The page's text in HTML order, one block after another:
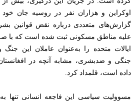
اوکراین و هزاران نفر در روسیه جان
گزارش‌های متعددی درباره نقض قوانین
علیه مناطق مسکونی ثبت شده است که با
ایالات متحده را به‌عنوان عاملان این
جنگی و ضدبشری، مشابه آنچه در
داده است، قلمداد کرد.
مسوولیت سیاسی این فاجعه انسانی تنها